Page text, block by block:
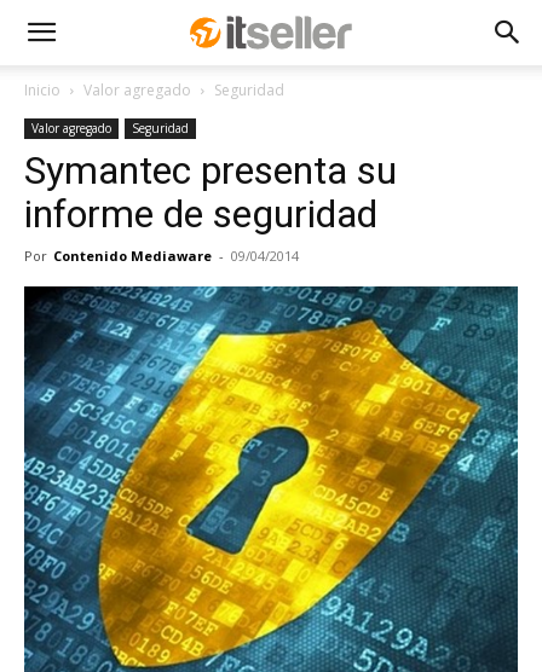
Inicio Valor agregado Seguridad
Valor agregado Seguridad
Symantec presenta su
informe de seguridad
Por Contenido Mediaware - 09/04/2014